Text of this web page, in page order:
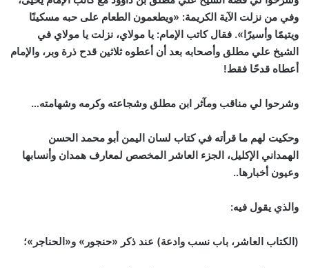
وفي من نزلت الآية الكريمة: «ويطعمون الطعام على حبه مسكينًا
ويتيمًا وأسيرًا». فقال كاتب الإمام: يا مولاي، نزلت يا مولاي في
الشيخ علي مطلق وأصحابه بعد أن أعطوه ثلاثين قدح ذرة وبر، والإمام
أعطاه قدحًا فقط!
وشرحوا لي مناقب ومآثر ابن مطلق وشجاعته وكرمه وشهامته…
وحكيت لهم ما قرأته في كتاب لسان اليمن أبو محمد الحسن
الهمداني الإكليل، الجزء العاشر المخصص لمعارف همدان وأنسابها
وعيون أخبارها..
والذي يقول فيه:
(الكتاب العاشر، باب نسب وادعة) عند ذكر «حنجور» و«الحناجر»؛